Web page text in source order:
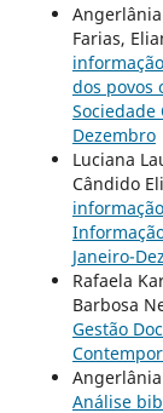
Farias,
dos povos
Sociedade
Dezembro
Luciana
Cândido
Janeiro-
Rafaela
Barbosa
Gestão
Análise